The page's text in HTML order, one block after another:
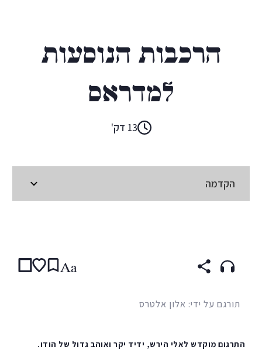
הרכבות הנוסעות
למדראס
13 דק'
הקדמה
Aa
תורגם על ידי: אלון אלטרס
התרגום מוקדש לאלי הירש, ידיד יקר ואוהב גדול של הודו.